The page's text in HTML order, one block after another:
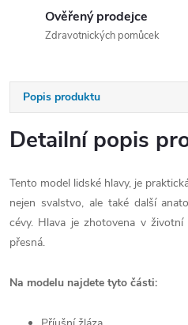
Ověřený prodejce
Zdravotnických pomůcek
Popis produktu
Detailní popis
Tento model lidské hlavy, je
nejen svalstvo, ale také další
cévy. Hlava je zhotovena v
přesná.
Na modelu najdete tyto části: